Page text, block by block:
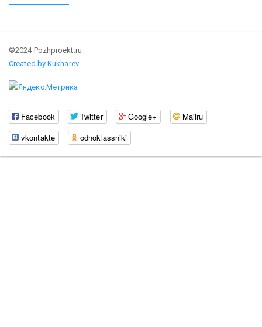
©2024 Pozhproekt.ru
Created by Kukharev
Facebook Twitter Google+
Mailru
vkontakte
odnoklassniki